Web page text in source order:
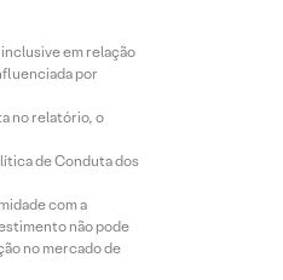
em relação
por
no relatório, o
de Conduta dos
com a
não pode
no mercado de